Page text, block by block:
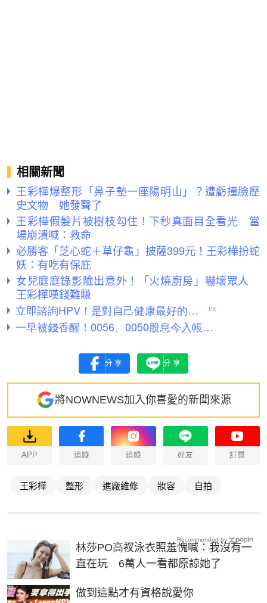
相關新聞
王彩樺爆整形「鼻子墊一座陽明山」？遭虧撞臉歷
史文物 她發聲了
王彩樺假髮片被樹枝勾住！下秒真面目全看光 當
場崩潰喊：救命
必勝客「芝心蛇＋草仔龜」披薩399元！王彩樺扮蛇
妖：有吃有保庇
女兒庭庭錄影險出意外！「火燒廚房」嚇壞眾人
王彩樺嘆錢難賺
分享 分享
將NOWNEWS加入你喜愛的新聞來源
APP 追蹤 追蹤 好友 訂閱
王彩樺 整形 進廠維修 妝容 自拍
林莎PO高衩泳衣照羞愧喊：我沒有一
直在玩 6萬人一看都原諒她了
做到這點才有資格說愛你
PR
Recommended by